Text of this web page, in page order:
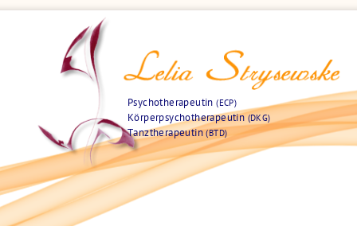
Psychotherapeutin(ECP)
Körperpsychotherapeutin(DKG)
Tanztherapeutin(BTD)